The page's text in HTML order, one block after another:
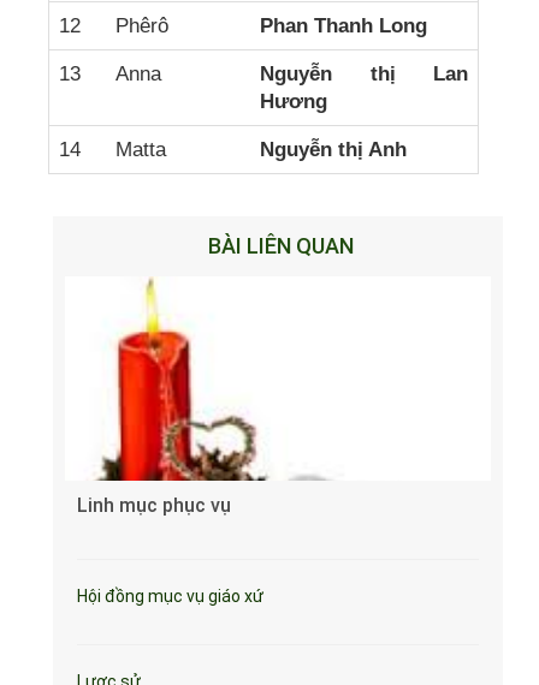
12 Phêrô Phan Thanh Long
13 Anna
Nguyễn thị Lan
Hương
14 Matta Nguyễn thị Anh
BÀI LIÊN QUAN
Linh mục phục vụ
Hội đồng mục vụ giáo xứ
Lược sử